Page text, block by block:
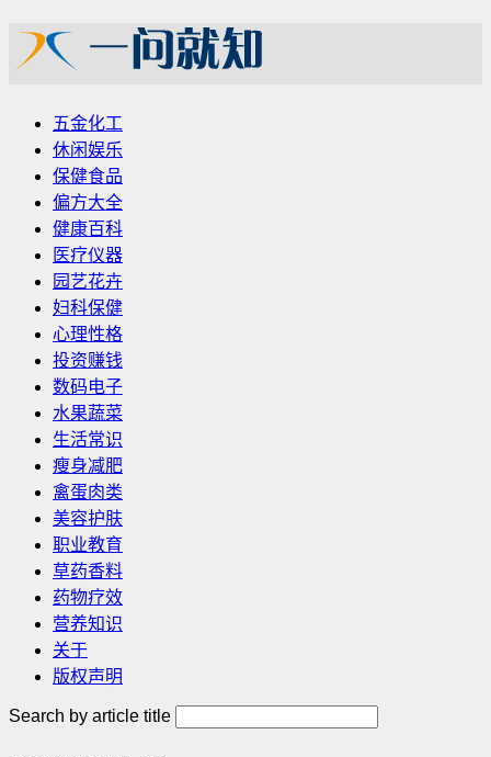
五金化工
休闲娱乐
保健食品
偏方大全
健康百科
医疗仪器
园艺花卉
妇科保健
心理性格
投资赚钱
数码电子
水果蔬菜
生活常识
瘦身减肥
禽蛋肉类
美容护肤
职业教育
草药香料
药物疗效
营养知识
关于
版权声明
Search by article title